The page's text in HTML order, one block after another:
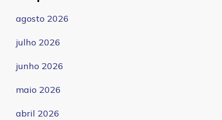
agosto 2026
julho 2026
junho 2026
maio 2026
abril 2026